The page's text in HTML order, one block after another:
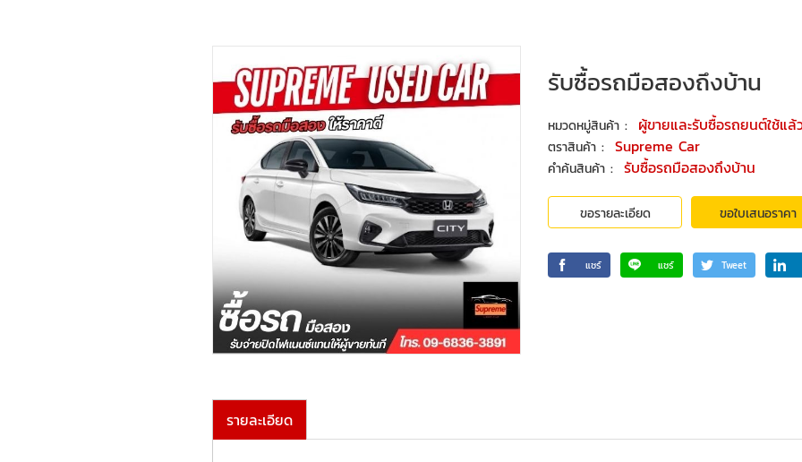
รับซื้อรถมือสองถึงบ้าน
หมวดหมู่สินค้า : ผู้ขายและรับซื้อรถยนต์ใช้แล้
ตราสินค้า : Supreme Car
คำค้นสินค้า : รับซื้อรถมือสองถึงบ้าน
ขอรายละเอียด ขอใบเสนอราคา
แชร์ แชร์ Tweet
รายละเอียด